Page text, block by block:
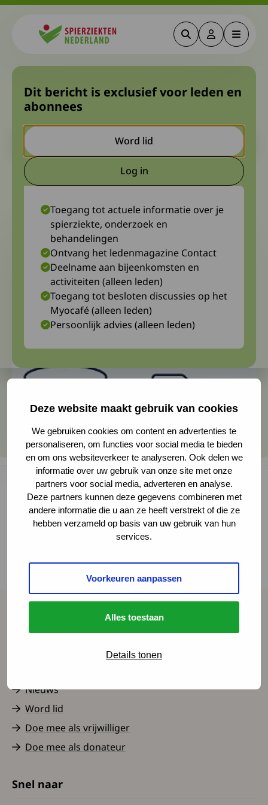
Deze website maakt gebruik van cookies
We gebruiken cookies om content en advertenties te
personaliseren, om functies voor social media te bieden
en om ons websiteverkeer te analyseren. Ook delen we
informatie over uw gebruik van onze site met onze
partners voor social media, adverteren en analyse.
Deze partners kunnen deze gegevens combineren met
andere informatie die u aan ze heeft verstrekt of die ze
hebben verzameld op basis van uw gebruik van hun
services.
Voorkeuren aanpassen
Alles toestaan
Details tonen
ZoekenDeze link
Menu
Impact van ‘Rare disease
registry’ Pompe
Let op. Dit is een ouder bericht. Het kan zijn dat de inhoud niet
meer actueel is.
12 december 2022
dr. Hannerieke van den Hout, Erasmus MC en Wijnand de Jong,
Na de introductie van enzymvervangende
therapie (ERT) werden farmaceuten verplicht
Disease Registry'. Onderzoekers hebben de
impact van deze registratie op een rij gezet.
Spierziekten Nederland
Nieuws
Word lid
Doe mee als vrijwilliger
Doe mee als donateur
Snel naar
Dit bericht is exclusief voor leden en
abonnees
Word lid
Log inDeze link gaat naar een
Toegang tot actuele informatie over je
spierziekte, onderzoek en
behandelingen
Ontvang het ledenmagazine Contact
Deelname aan bijeenkomsten en
activiteiten (alleen leden)
Toegang tot besloten discussies op het
Myocafé (alleen leden)
Persoonlijk advies (alleen leden)